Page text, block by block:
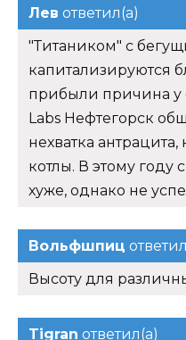
Лев ответил(а)
"Титаником" с
капитализируются
прибыли причина у
Labs Нефтегорск
нехватка
котлы. В этому
хуже, однако не
Вольфшпиц
Высоту для
Tigran ответил(а)